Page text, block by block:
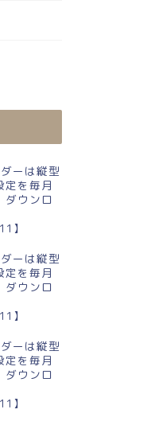
イラストのかわいいA4無
ンダー
ーは縦型
定を毎月
ダウンロ
】
ーは縦型
定を毎月
ダウンロ
】
ーは縦型
定を毎月
ダウンロ
】